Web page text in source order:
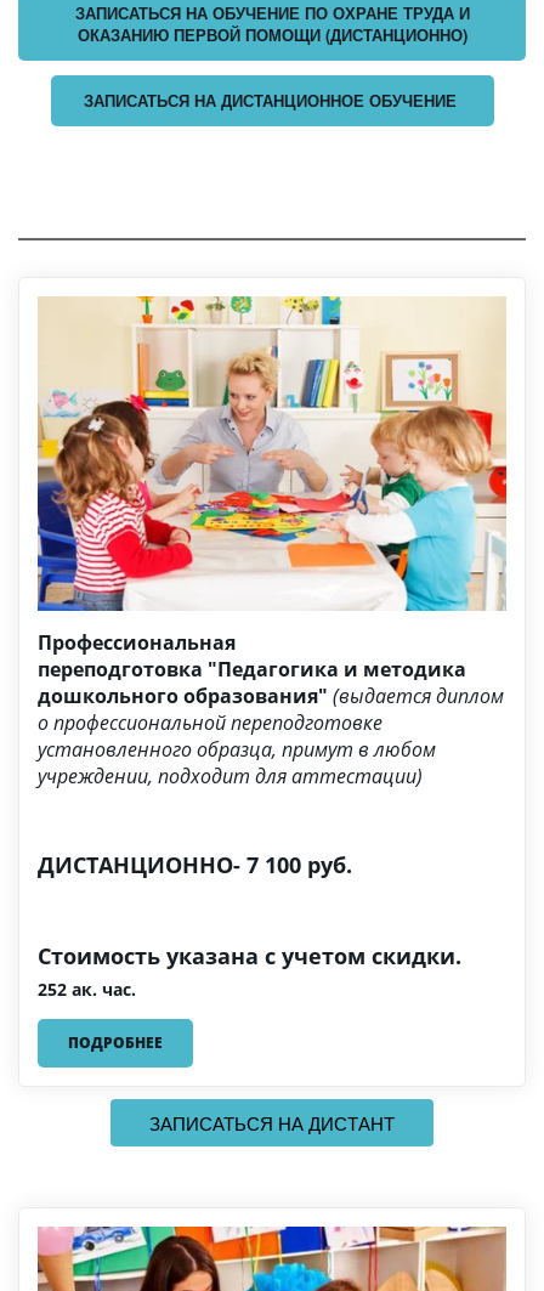
ЗАПИСАТЬСЯ НА ОБУЧЕНИЕ ПО ОХРАНЕ ТРУДА И
ОКАЗАНИЮ ПЕРВОЙ ПОМОЩИ (ДИСТАНЦИОННО)
ЗАПИСАТЬСЯ НА ДИСТАНЦИОННОЕ ОБУЧЕНИЕ
Профессиональная
переподготовка "Педагогика и методика
дошкольного образования" (выдается диплом
о профессиональной переподготовке
установленного образца, примут в любом
учреждении, подходит для аттестации)
ДИСТАНЦИОННО- 7 100 руб.
Стоимость указана с учетом скидки.
252 ак. час.
ПОДРОБНЕЕ
   ЗАПИСАТЬСЯ НА ДИСТАНТ